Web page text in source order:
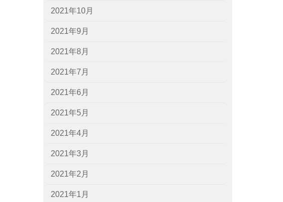
2021年10月
2021年9月
2021年8月
2021年7月
2021年6月
2021年5月
2021年4月
2021年3月
2021年2月
2021年1月